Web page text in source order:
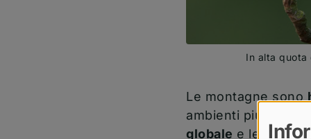
In alta quota
Le montagne sono
ambienti più
globale e le